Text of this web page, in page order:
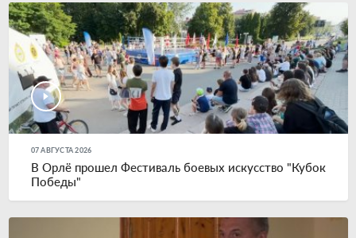
07 АВГУСТА 2026
В Орлё прошел Фестиваль боевых искусство "Кубок
Победы"